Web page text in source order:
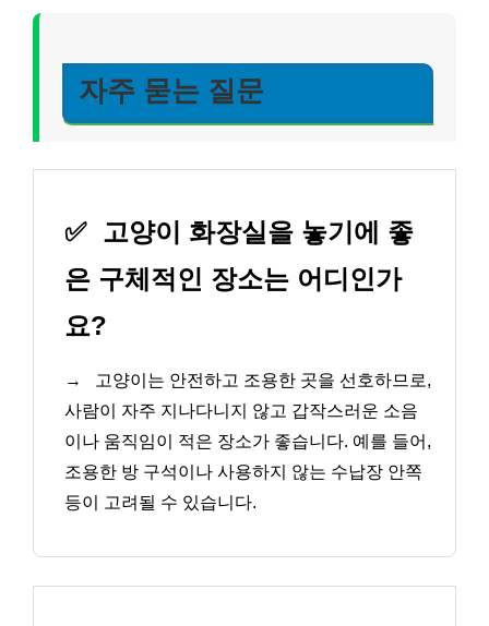
자주 묻는 질문
✅ 고양이 화장실을 놓기에 좋
은 구체적인 장소는 어디인가
요?
→
고양이는 안전하고 조용한 곳을 선호하므로,
사람이 자주 지나다니지 않고 갑작스러운 소음
이나 움직임이 적은 장소가 좋습니다. 예를 들어,
조용한 방 구석이나 사용하지 않는 수납장 안쪽
등이 고려될 수 있습니다.